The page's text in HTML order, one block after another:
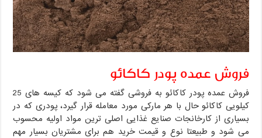
فروش عمده پودر کاکائو
فروش عمده پودر کاکائو به فروشی گفته می شود که کیسه های 25
کیلویی کاکائو حال با هر مارکی مورد معامله قرار گیرد، پودری که در
بسیاری از کارخانجات صنایع غذایی اصلی ترین مواد اولیه محسوب
می شود و طبیعتا نوع و قیمت خرید هم برای مشتریان بسیار مهم